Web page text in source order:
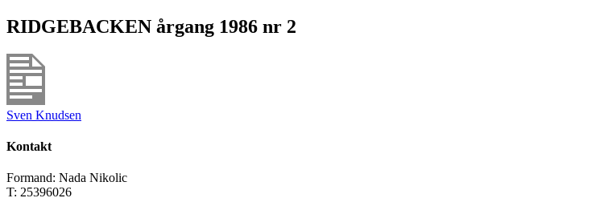
RIDGEBACKEN årgang 1986 nr 2
Sven Knudsen
Kontakt
Formand: Nada Nikolic
T: 25396026